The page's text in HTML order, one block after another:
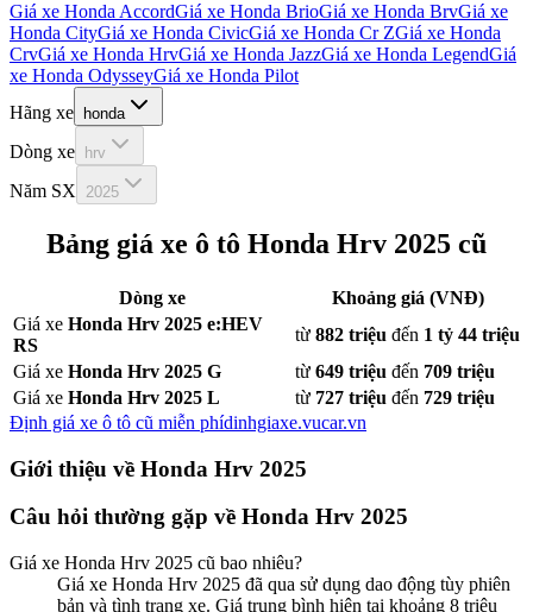
Giá xe Honda AccordGiá xe Honda BrioGiá xe Honda BrvGiá xe
Honda CityGiá xe Honda CivicGiá xe Honda Cr ZGiá xe Honda
CrvGiá xe Honda HrvGiá xe Honda JazzGiá xe Honda LegendGiá
xe Honda OdysseyGiá xe Honda Pilot
Hãng xe
honda
Dòng xe hrv
Năm SX 2025
Bảng giá xe ô tô Honda Hrv 2025 cũ
Dòng xe
Khoảng giá (VNĐ)
Giá xe Honda Hrv 2025 e:HEV
RS
từ 882 triệu đến 1 tỷ 44 triệu
Giá xe Honda Hrv 2025 G từ 649 triệu đến 709 triệu
Giá xe Honda Hrv 2025 L từ 727 triệu đến 729 triệu
Định giá xe ô tô cũ miễn phídinhgiaxe.vucar.vn
Giới thiệu về Honda Hrv 2025
Câu hỏi thường gặp về Honda Hrv 2025
Giá xe Honda Hrv 2025 cũ bao nhiêu?
Giá xe Honda Hrv 2025 đã qua sử dụng dao động tùy phiên
bản và tình trạng xe. Giá trung bình hiện tại khoảng 8 triệu